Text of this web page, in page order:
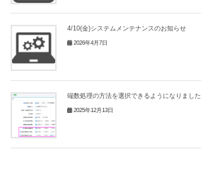
4/10(金)システムメンテナンスのお知らせ
2026年4月7日
端数処理の方法を選択できるようになりました
2025年12月13日